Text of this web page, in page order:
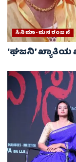
ಸಿನಿಮಾ-ಮನರಂಜನೆ
‘ಘಜನಿ’